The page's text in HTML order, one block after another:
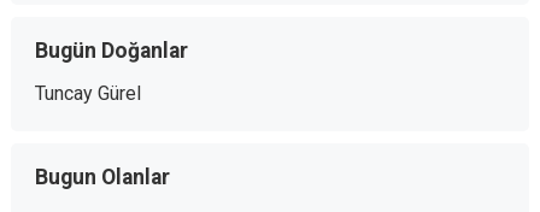
Bugün Doğanlar
Tuncay Gürel
Bugun Olanlar